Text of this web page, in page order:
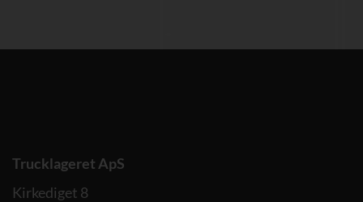
Trucklageret ApS
Kirkediget 8